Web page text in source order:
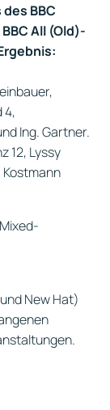
BBC
All (Old)-
4,
Ing. Gartner.
12, Lyssy
Kostmann
New Hat)